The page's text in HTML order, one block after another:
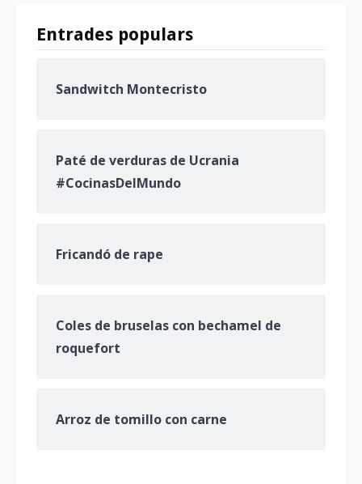
Entrades populars
Sandwitch Montecristo
Paté de verduras de Ucrania
#CocinasDelMundo
Fricandó de rape
Coles de bruselas con bechamel de
roquefort
Arroz de tomillo con carne